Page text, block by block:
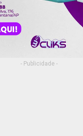
- Publicidade -